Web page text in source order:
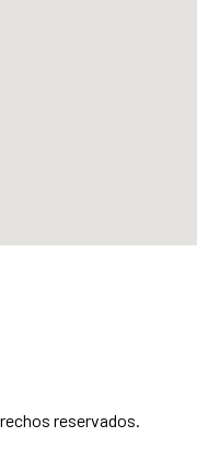
reservados.